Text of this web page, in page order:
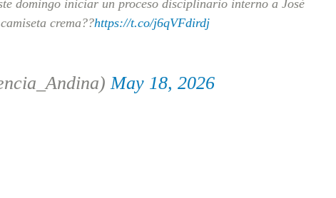
domingo iniciar un proceso disciplinario interno a José
crema??https://t.co/j6qVFdirdj
May 18, 2026